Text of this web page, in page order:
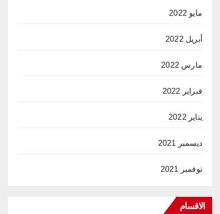
مايو 2022
أبريل 2022
مارس 2022
فبراير 2022
يناير 2022
ديسمبر 2021
نوفمبر 2021
الاقسام